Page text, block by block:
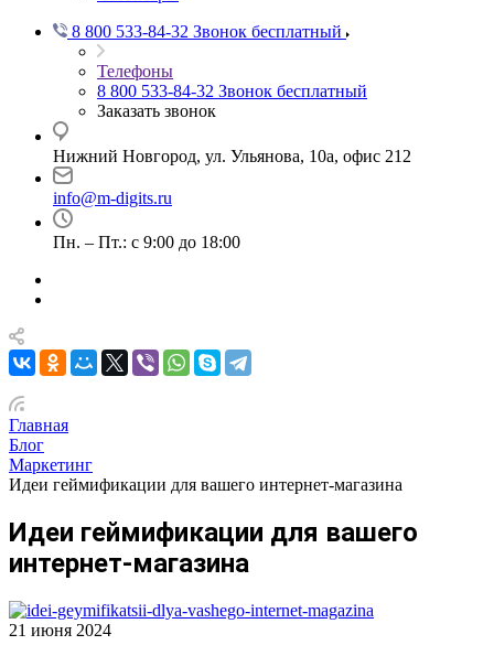
8 800 533-84-32 Звонок бесплатный
Телефоны
8 800 533-84-32 Звонок бесплатный
Заказать звонок
Нижний Новгород, ул. Ульянова, 10а, офис 212
info@m-digits.ru
Пн. – Пт.: с 9:00 до 18:00
Главная
Блог
Маркетинг
Идеи геймификации для вашего интернет-магазина
Идеи геймификации для вашего
интернет-магазина
21 июня 2024